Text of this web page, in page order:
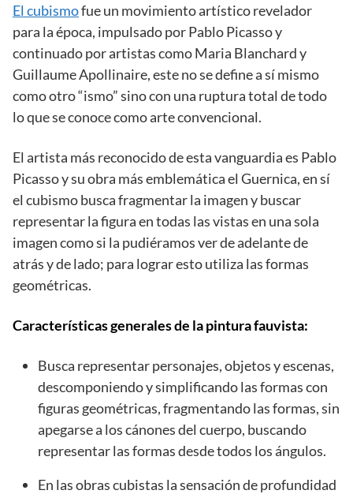
El cubismofue un movimiento artístico revelador
para la época, impulsado por Pablo Picasso y
continuado por artistas como Maria Blanchard y
Guillaume Apollinaire, este no se define a sí mismo
como otro “ismo” sino con una ruptura total de todo
lo que se conoce como arte convencional.
El artista más reconocido de esta vanguardia es Pablo
Picasso y su obra más emblemática el Guernica, en sí
el cubismo busca fragmentar la imagen y buscar
representar la figura en todas las vistas en una sola
imagen como si la pudiéramos ver de adelante de
atrás y de lado; para lograr esto utiliza las formas
geométricas.
Características generales de la pintura fauvista:
Busca representar personajes, objetos y escenas,
descomponiendo y simplificando las formas con
figuras geométricas, fragmentando las formas, sin
apegarse a los cánones del cuerpo, buscando
representar las formas desde todos los ángulos.
En las obras cubistas la sensación de profundidad